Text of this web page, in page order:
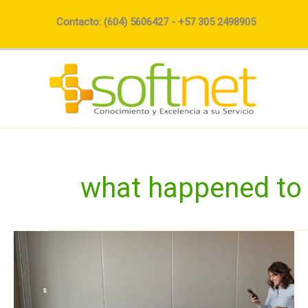
Contacto: (604) 5606427 - +57 305 2498905
what happened
CrowdStrike